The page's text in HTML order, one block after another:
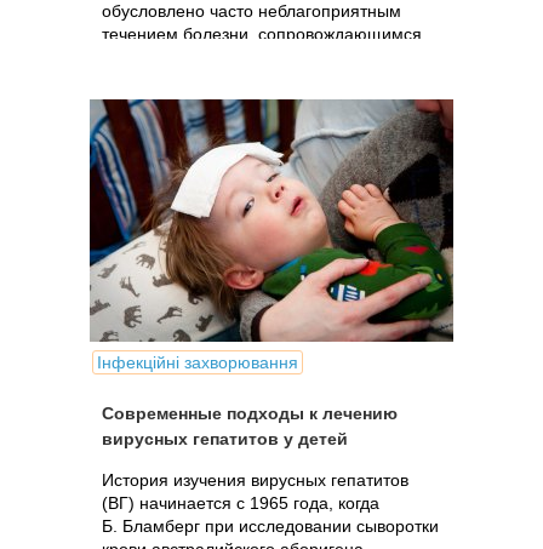
обусловлено часто неблагоприятным
течением болезни, сопровождающимся
Інфекційні захворювання
Современные подходы к лечению
вирусных гепатитов у детей
История изучения вирусных гепатитов
(ВГ) начинается с 1965 года, когда
Б. Бламберг при исследовании сыворотки